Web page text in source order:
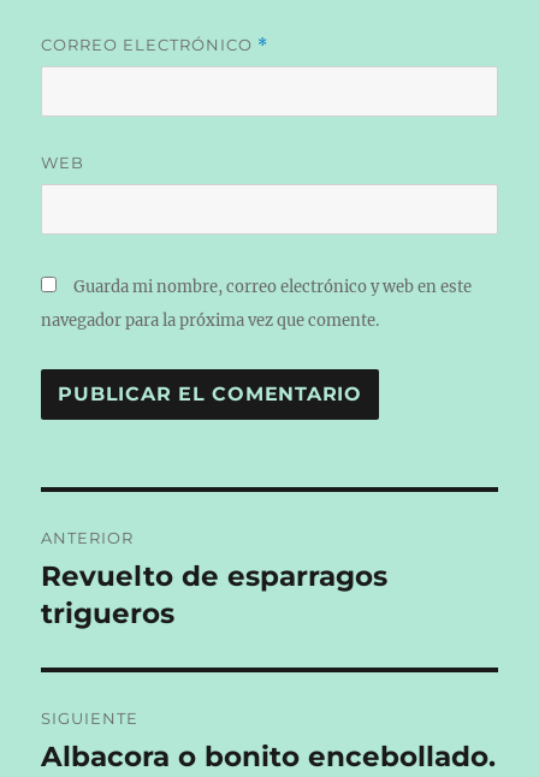
CORREO ELECTRÓNICO *
WEB
Guarda mi nombre, correo electrónico y web en este
navegador para la próxima vez que comente.
de
entradas
ANTERIOR
Entrada
anterior:
Revuelto de esparragos
trigueros
SIGUIENTE
Entrada
Albacora o bonito encebollado.